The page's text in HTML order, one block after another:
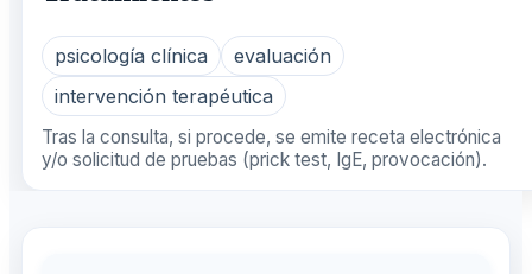
psicología clínica
evaluación
intervención terapéutica
Tras la consulta, si procede, se emite receta electrónica
y/o solicitud de pruebas (prick test, IgE, provocación).